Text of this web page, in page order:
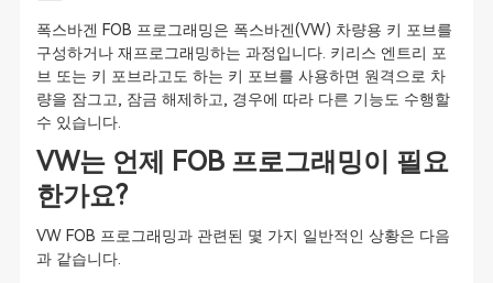
폭스바겐 FOB 프로그래밍은 폭스바겐(VW) 차량용 키 포브를
구성하거나 재프로그래밍하는 과정입니다. 키리스 엔트리 포
브 또는 키 포브라고도 하는 키 포브를 사용하면 원격으로 차
량을 잠그고, 잠금 해제하고, 경우에 따라 다른 기능도 수행할
수 있습니다.
VW는 언제 FOB 프로그래밍이 필요
한가요?
VW FOB 프로그래밍과 관련된 몇 가지 일반적인 상황은 다음
과 같습니다.